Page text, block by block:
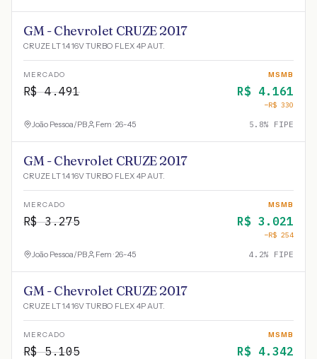
GM - Chevrolet CRUZE 2017
CRUZE LT 1.4 16V TURBO FLEX 4P AUT.
MERCADO
R$4.491
MSMB
R$ 4.161
−R$ 330
João Pessoa/PB Fem · 26-45 5.8% FIPE
GM - Chevrolet CRUZE 2017
CRUZE LT 1.4 16V TURBO FLEX 4P AUT.
MERCADO
R$3.275
MSMB
R$ 3.021
−R$ 254
João Pessoa/PB Fem · 26-45 4.2% FIPE
GM - Chevrolet CRUZE 2017
CRUZE LT 1.4 16V TURBO FLEX 4P AUT.
MERCADO
R$5.105
MSMB
R$ 4.342